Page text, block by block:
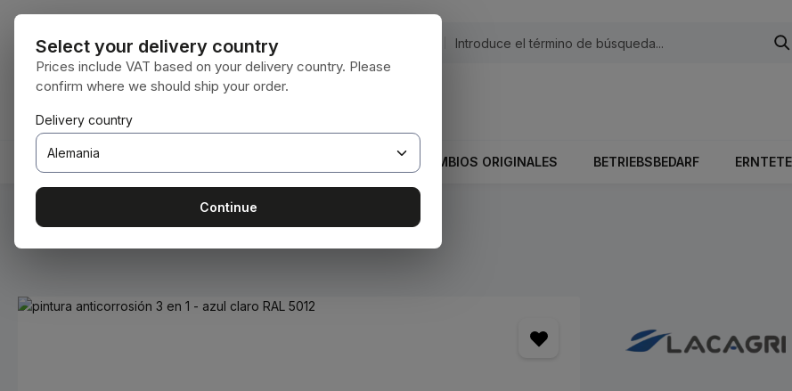
al contenido principal
Saltar a la búsqueda
Saltar a la navegación principal
INICIO RECAMBIOS ORIGINALES BETRIEBSBEDARF
Estás aquí:
Omitir galería de imágenes
Select your delivery country
Prices include VAT based on your delivery country. Please
confirm where we should ship your order.
Delivery country
Continue